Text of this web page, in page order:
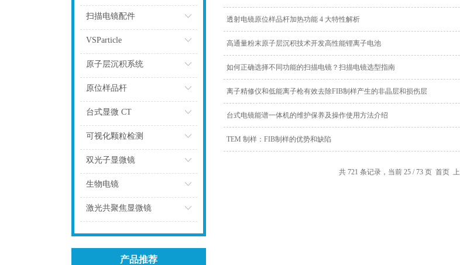
扫描电镜配件
VSParticle
原子层沉积系统
原位样品杆
台式显微 CT
可视化颗粒检测
双光子显微镜
生物电镜
点击
激光共聚焦显微镜
产品推荐
透射电镜原位样品杆加热功能 4 大特性解析
高通量粉末原子层沉积技术开发高性能锂离子电池
如何正确选择不同功能的扫描电镜？扫描电镜选型指南
离子精修仪和低能离子枪有效去除FIB制样产生的非晶层和损伤层
台式电镜能谱一体机的维护保养及操作使用方法介绍
TEM 制样：FIB制样的优势和缺陷
共 721 条记录，当前 25 / 73 页 首页